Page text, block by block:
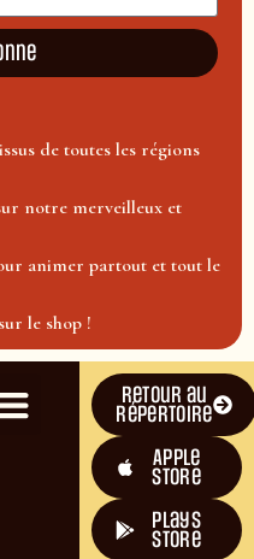
de toutes les régions
notre merveilleux et
animer partout et tout le
le shop !
Retour au
répertoire
Apple
Store
plays
store